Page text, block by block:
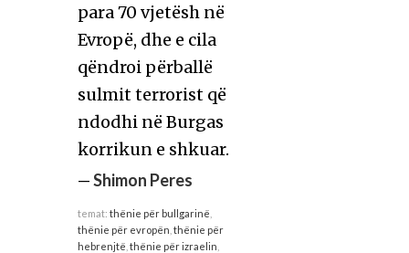
para 70 vjetësh në
Evropë, dhe e cila
qëndroi përballë
sulmit terrorist që
ndodhi në Burgas
korrikun e shkuar.
—Shimon Peres
temat: thënie për bullgarinë
thënie për evropën thënie për
hebrenjtë thënie për izraelin